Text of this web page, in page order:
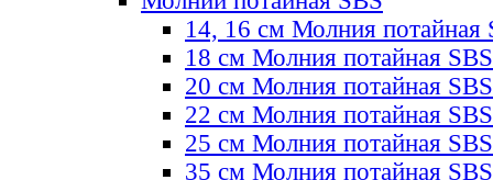
14, 16 см Молния потайная
18 см Молния потайная SBS
20 см Молния потайная SBS
22 см Молния потайная SBS
25 см Молния потайная SBS
35 см Молния потайная SBS